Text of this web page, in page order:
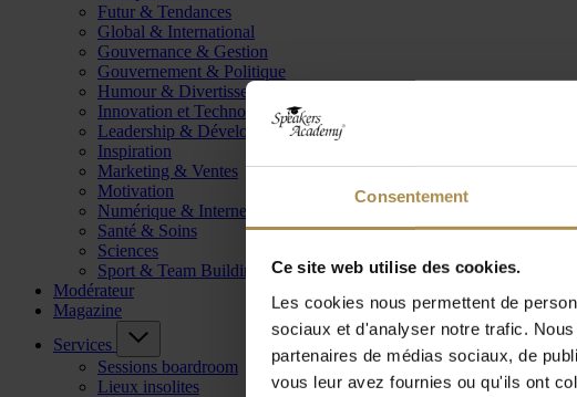
Consentement
Ce site web utilise des cookies.
Les cookies nous permettent de
sociaux et d'analyser notre trafic.
partenaires de médias sociaux, de
vous leur avez fournies ou qu'ils ont
Futur & Tendances
Global & International
Gouvernance & Gestion
Gouvernement & Politique
Humour & Divertissement
Innovation et Technologie
Leadership & Développement
Inspiration
Marketing & Ventes
Motivation
Numérique & Internet
Santé & Soins
Sciences
Sport & Team Building
Modérateur
Magazine
Services
Sessions boardroom
Lieux insolites